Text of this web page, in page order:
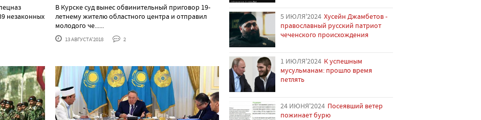
незаконных
В Курске суд вынес обвинительный приговор 19-
летнему жителю областного центра и отправил
молодого че......
13 АВГУСТА'2018 2
5 ИЮЛЯ'2024 Хусейн Джамбетов -
православный русский патриот
чеченского происхождения
1 ИЮЛЯ'2024 К успешным
мусульманам: прошло время
петлять
24 ИЮНЯ'2024 Посеявший ветер
пожинает бурю